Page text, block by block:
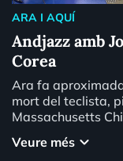
ARA I AQUÍ
Andjazz amb
Corea
Ara fa
mort del teclista,
Massachusetts
silenciat als 79
fusió". Guanyador
Veure més keyboard_arrow_down